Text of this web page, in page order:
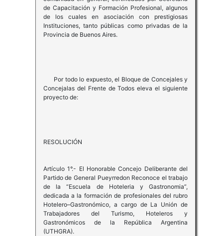
de Capacitación y Formación Profesional, algunos
de los cuales en asociación con prestigiosas
Instituciones, tanto públicas como privadas de la
Provincia de Buenos Aires.
Por todo lo expuesto, el Bloque de Concejales y
Concejalas del Frente de Todos eleva el siguiente
proyecto de:
RESOLUCIÓN
Artículo 1°.- El Honorable Concejo Deliberante del
Partido de General Pueyrredon Reconoce el trabajo
de la “Escuela de Hoteleria y Gastronomia”,
dedicada a la formación de profesionales del rubro
Hotelero–Gastronómico, a cargo de La Unión de
Trabajadores del Turismo, Hoteleros y
Gastronómicos de la República Argentina
(UTHGRA).